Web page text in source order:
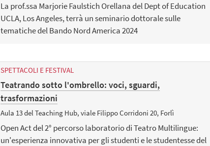
La prof.ssa Marjorie Faulstich Orellana del Dept of Education
UCLA, Los Angeles, terrà un seminario dottorale sulle
tematiche del Bando Nord America 2024
SPETTACOLI E FESTIVAL
Teatrando sotto l'ombrello: voci, sguardi,
trasformazioni
Aula 13 del Teaching Hub, viale Filippo Corridoni 20, Forlì
Open Act del 2° percorso laboratorio di Teatro Multilingue:
un'esperienza innovativa per gli studenti e le studentesse del